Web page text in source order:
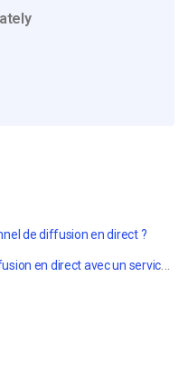
de diffusion en direct ?
Les 15 principaux avantages de la diffusion en direct avec un service professionnel